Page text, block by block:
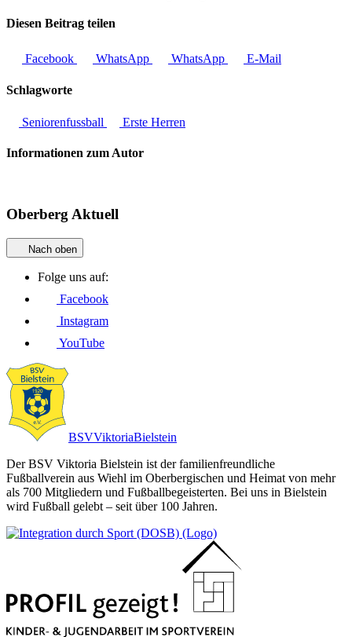
Diesen Beitrag teilen
Facebook WhatsApp WhatsApp E-Mail
Schlagworte
Seniorenfussball Erste Herren
Informationen zum Autor
Oberberg Aktuell
Nach oben
Folge uns auf:
Facebook
Instagram
YouTube
BSVViktoriaBielstein
Der BSV Viktoria Bielstein ist der familienfreundliche
Fußballverein aus Wiehl im Oberbergischen und Heimat von mehr
als 700 Mitgliedern und Fußballbegeisterten. Bei uns in Bielstein
wird Fußball gelebt – seit über 100 Jahren.